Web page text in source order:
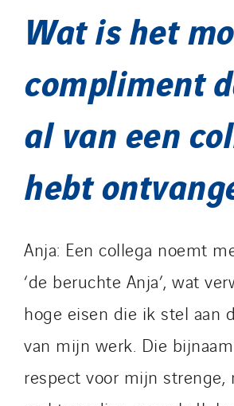
Wat is het
compliment
al van een
hebt
Anja: Een collega noemt
‘de beruchte Anja’, wat
hoge eisen die ik stel aan
van mijn werk. Die
respect voor mijn strenge,